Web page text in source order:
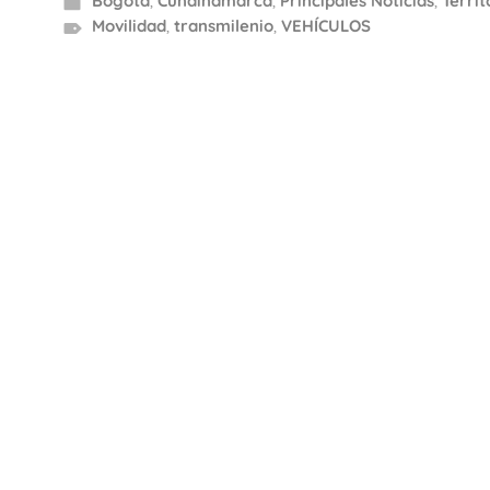
Movilidad, transmilenio, VEHÍCULOS